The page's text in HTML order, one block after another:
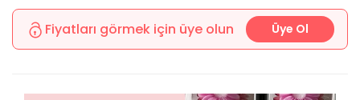
Fiyatları görmek için üye olun Üye Ol